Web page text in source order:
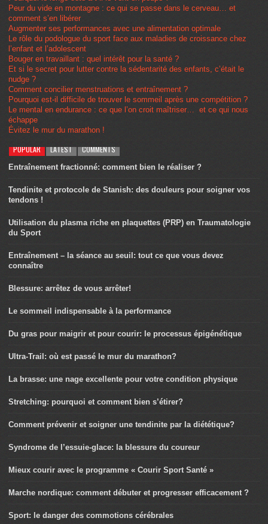
Peur du vide en montagne : ce qui se passe dans le cerveau… et
comment s’en libérer
Augmenter ses performances avec une alimentation optimale
Le rôle du podologue du sport face aux maladies de croissance chez
l’enfant et l’adolescent
Bouger en travaillant : quel intérêt pour la santé ?
Et si le secret pour lutter contre la sédentarité des enfants, c’était le
nudge ?
Comment concilier menstruations et entraînement ?
Pourquoi est-il difficile de trouver le sommeil après une compétition ?
Le mental en endurance : ce que l’on croit maîtriser… et ce qui nous
échappe
Évitez le mur du marathon !
POPULAR LATEST COMMENTS
Entraînement fractionné: comment bien le réaliser ?
Tendinite et protocole de Stanish: des douleurs pour soigner vos
tendons !
Utilisation du plasma riche en plaquettes (PRP) en Traumatologie
du Sport
Entraînement – la séance au seuil: tout ce que vous devez
connaître
Blessure: arrêtez de vous arrêter!
Le sommeil indispensable à la performance
Du gras pour maigrir et pour courir: le processus épigénétique
Ultra-Trail: où est passé le mur du marathon?
La brasse: une nage excellente pour votre condition physique
Stretching: pourquoi et comment bien s’étirer?
Comment prévenir et soigner une tendinite par la diététique?
Syndrome de l’essuie-glace: la blessure du coureur
Mieux courir avec le programme « Courir Sport Santé »
Marche nordique: comment débuter et progresser efficacement ?
Sport: le danger des commotions cérébrales